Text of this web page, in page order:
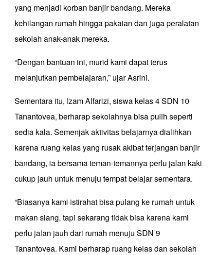
yang menjadi korban banjir bandang. Mereka
kehilangan rumah hingga pakaian dan juga peralatan
sekolah anak-anak mereka.
“Dengan bantuan ini, murid kami dapat terus
melanjutkan pembelajaran,” ujar Asrini.
Sementara itu, Izam Alfarizi, siswa kelas 4 SDN 10
Tanantovea, berharap sekolahnya bisa pulih seperti
sedia kala. Semenjak aktivitas belajarnya dialihkan
karena ruang kelas yang rusak akibat terjangan banjir
bandang, ia bersama teman-temannya perlu jalan kaki
cukup jauh untuk menuju tempat belajar sementara.
“Biasanya kami istirahat bisa pulang ke rumah untuk
makan siang, tapi sekarang tidak bisa karena kami
perlu jalan jauh dari rumah menuju SDN 9
Tanantovea. Kami berharap ruang kelas dan sekolah